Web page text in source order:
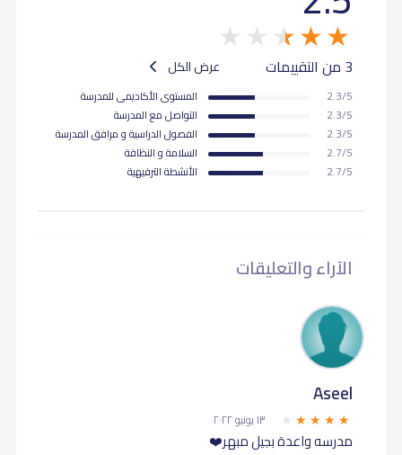
3 من التقييمات عرض الكل
2.3/5
المستوى اﻷكاديمى للمدرسة
2.3/5
التواصل مع المدرسة
2.3/5
الفصول الدراسية و مرافق المدرسة
2.7/5
السلامة و النظافة
2.7/5
اﻷنشطة الترفيهية
الآراء والتعليقات
Aseel
١٣ يونيو ٢٠٢٢
مدرسه واعدة بجيل مبهر❤️